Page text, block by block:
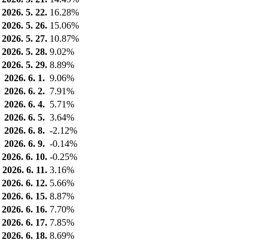
2026. 5. 22. 16.28%
2026. 5. 26. 15.06%
2026. 5. 27. 10.87%
2026. 5. 28. 9.02%
2026. 5. 29. 8.89%
2026. 6. 1. 9.06%
2026. 6. 2. 7.91%
2026. 6. 4. 5.71%
2026. 6. 5. 3.64%
2026. 6. 8. -2.12%
2026. 6. 9. -0.14%
2026. 6. 10. -0.25%
2026. 6. 11. 3.16%
2026. 6. 12. 5.66%
2026. 6. 15. 8.87%
2026. 6. 16. 7.70%
2026. 6. 17. 7.85%
2026. 6. 18. 8.69%